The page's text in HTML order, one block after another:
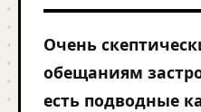
Очень
обещаниям
есть подводные